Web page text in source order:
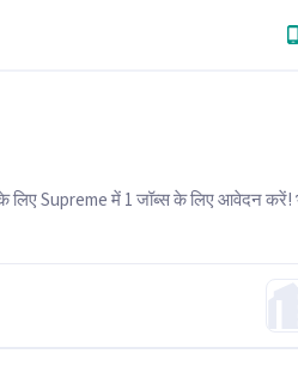
लिए Supreme में 1 जॉब्स के लिए आवेदन करें!
हैं।